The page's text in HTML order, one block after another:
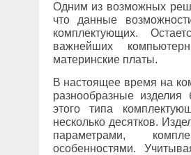
Одним из возможных
что данные
комплектующих.
важнейших
материнские платы.
В настоящее время на
разнообразные изделия
этого типа
несколько десятков.
параметрами,
особенностями.